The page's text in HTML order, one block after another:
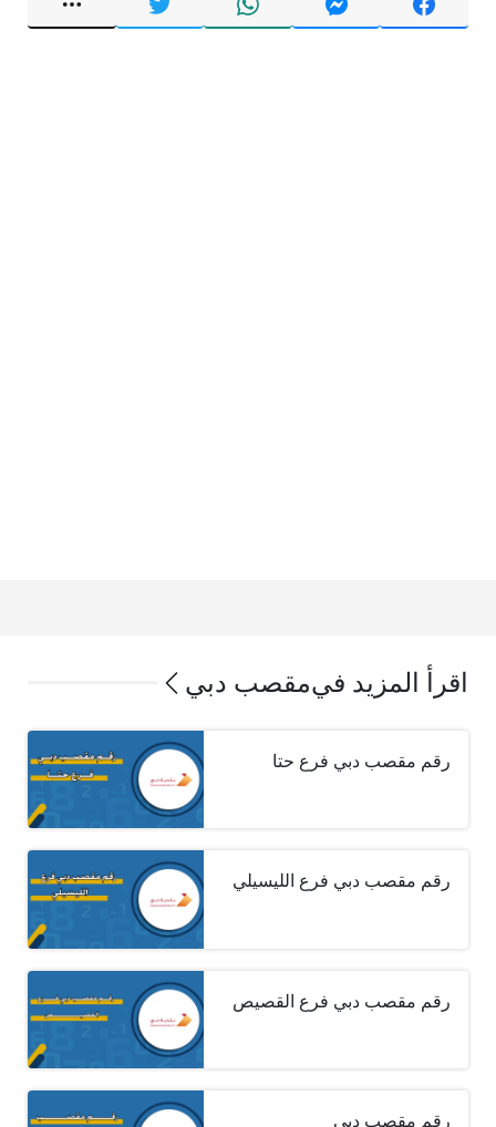
اقرأ المزيد فيمقصب دبي
رقم مقصب دبي فرع حتا
رقم مقصب دبي فرع الليسيلي
رقم مقصب دبي فرع القصيص
رقم مقصب دبي